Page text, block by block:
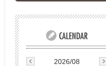
2026/08